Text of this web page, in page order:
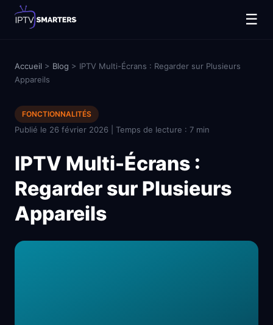
☰
Accueil > Blog > IPTV Multi-Écrans : Regarder sur Plusieurs
Appareils
FONCTIONNALITÉS
Publié le 26 février 2026 | Temps de lecture : 7 min
IPTV Multi-Écrans :
Regarder sur Plusieurs
Appareils